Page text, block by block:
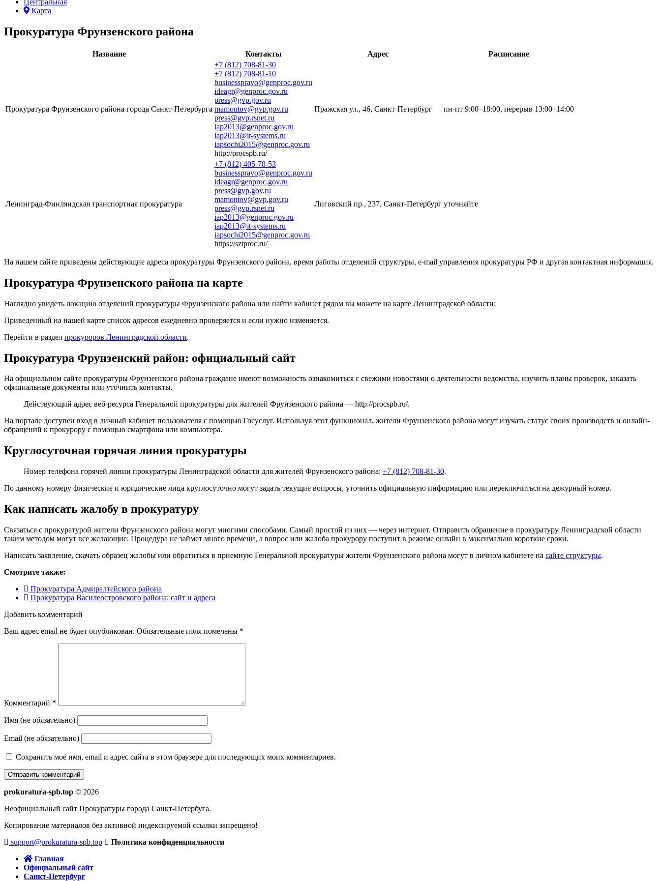
Центральная
Карта
Прокуратура Фрунзенского района
Название Контакты Адрес Расписание
Прокуратура Фрунзенского района города Санкт-Петербурга
+7 (812) 708-81-30
+7 (812) 708-81-10
businesspravo@genproc.gov.ru
ideagr@genproc.gov.ru
press@gvp.gov.ru
mamontov@gvp.gov.ru
press@gvp.rsnet.ru
iap2013@genproc.gov.ru
iap2013@it-systems.ru
iapsochi2015@genproc.gov.ru
http://procspb.ru/
Пражская ул., 46, Санкт-Петербург пн-пт 9:00–18:00, перерыв 13:00–14:00
Ленинград-Финляндская транспортная прокуратура
+7 (812) 405-78-53
businesspravo@genproc.gov.ru
ideagr@genproc.gov.ru
press@gvp.gov.ru
mamontov@gvp.gov.ru
press@gvp.rsnet.ru
iap2013@genproc.gov.ru
iap2013@it-systems.ru
iapsochi2015@genproc.gov.ru
https://sztproc.ru/
Лиговский пр., 237, Санкт-Петербург уточняйте
На нашем сайте приведены действующие адреса прокуратуры Фрунзенского района, время работы отделений структуры, e-mail управления прокуратуры РФ и другая контактная информация.
Прокуратура Фрунзенского района на карте
Наглядно увидеть локацию отделений прокуратуры Фрунзенского района или найти кабинет рядом вы можете на карте Ленинградской области:
Приведенный на нашей карте список адресов ежедневно проверяется и если нужно изменяется.
Перейти в раздел прокуроров Ленинградской области.
Прокуратура Фрунзенский район: официальный сайт
На официальном сайте прокуратуры Фрунзенского района граждане имеют возможность ознакомиться с свежими новостями о деятельности ведомства, изучить планы проверок, заказать
официальные документы или уточнить контакты.
Действующий адрес веб-ресурса Генеральной прокуратуры для жителей Фрунзенского района — http://procspb.ru/.
На портале доступен вход в личный кабинет пользователя с помощью Госуслуг. Используя этот функционал, жители Фрунзенского района могут изучать статус своих производств и онлайн-
обращений к прокурору с помощью смартфона или компьютера.
Круглосуточная горячая линия прокуратуры
Номер телефона горячей линии прокуратуры Ленинградской области для жителей Фрунзенского района: +7 (812) 708-81-30.
По данному номеру физические и юридические лица круглосуточно могут задать текущие вопросы, уточнить официальную информацию или переключиться на дежурный номер.
Как написать жалобу в прокуратуру
Связаться с прокуратурой жители Фрунзенского района могут многими способами. Самый простой из них — через интернет. Отправить обращение в прокуратуру Ленинградской области
таким методом могут все желающие. Процедура не займет много времени, а вопрос или жалоба прокурору поступит в режиме онлайн в максимально короткие сроки.
Написать заявление, скачать образец жалобы или обратиться в приемную Генеральной прокуратуры жители Фрунзенского района могут в личном кабинете на сайте структуры.
Смотрите также:
Прокуратура Адмиралтейского района
Прокуратура Василеостровского района: сайт и адреса
Добавить комментарий
Ваш адрес email не будет опубликован. Обязательные поля помечены *
Комментарий *
Имя (не обязательно)
Email (не обязательно)
Сохранить моё имя, email и адрес сайта в этом браузере для последующих моих комментариев.
prokuratura-spb.top © 2026
Неофициальный сайт Прокуратуры города Санкт-Петербуга.
Копирование материалов без активной индексируемой ссылки запрещено!
support@prokuratura-spb.top
Политика конфиденциальности
Главная
Официальный сайт
Санкт-Петербург